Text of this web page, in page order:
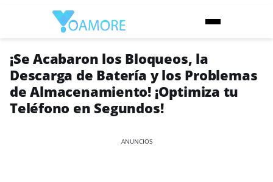
¡Se Acabaron los Bloqueos, la
Descarga de Batería y los Problemas
de Almacenamiento! ¡Optimiza tu
Teléfono en Segundos!
ANUNCIOS